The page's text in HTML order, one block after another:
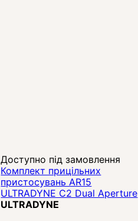
Доступно під замовлення
Комплект прицільних
пристосувань AR15
ULTRADYNE C2 Dual Aperture
ULTRADYNE